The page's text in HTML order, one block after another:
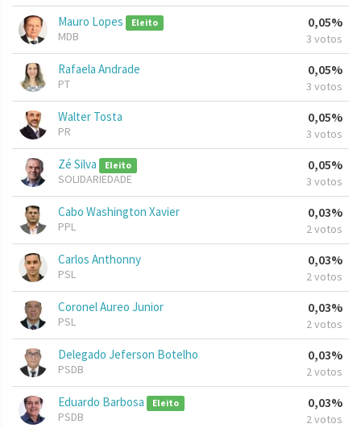
Mauro Lopes Eleito
MDB
0,05%
3 votos
Rafaela Andrade
PT
0,05%
3 votos
Walter Tosta
PR
0,05%
3 votos
Zé Silva Eleito
SOLIDARIEDADE
0,05%
3 votos
Cabo Washington Xavier
PPL
0,03%
2 votos
Carlos Anthonny
PSL
0,03%
2 votos
Coronel Aureo Junior
PSL
0,03%
2 votos
Delegado Jeferson Botelho
PSDB
0,03%
2 votos
Eduardo Barbosa Eleito
PSDB
0,03%
2 votos